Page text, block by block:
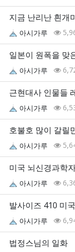
지금 난리난 흰개
아시가루
일본이 원폭을 맞
아시가루
근현대사 인물들
아시가루
호불호 많이 갈릴
아시가루
미국 뇌신경과학
아시가루
발사이즈 410 미
아시가루
법정스님의 일화